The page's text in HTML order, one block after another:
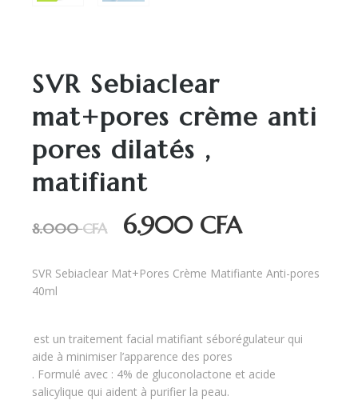
SVR Sebiaclear
mat+pores crème anti
pores dilatés ,
matifiant
8.000CFA
Le
initial
6.900 CFA
actuel
SVR Sebiaclear Mat+Pores Crème Matifiante Anti-pores
40ml
est un traitement facial matifiant séborégulateur qui
aide à minimiser l’apparence des pores
. Formulé avec : 4% de gluconolactone et acide
salicylique qui aident à purifier la peau.